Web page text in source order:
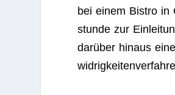
bei einem Bis­tro
stunde zur
dar­über hin­aus